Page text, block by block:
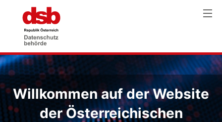
Willkommen auf der Website
der Österreichischen